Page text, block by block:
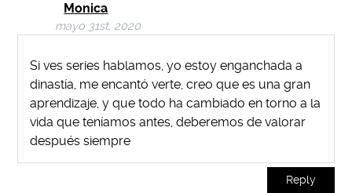
Monica
mayo 31st, 2020
Si ves series hablamos, yo estoy enganchada a
dinastía, me encantó verte, creo que es una gran
aprendizaje, y que todo ha cambiado en torno a la
vida que teníamos antes, deberemos de valorar
después siempre
Reply